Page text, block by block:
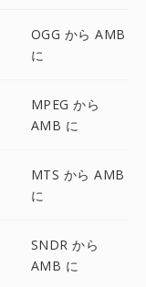
OGG から AMB
に
MPEG から
AMB に
MTS から AMB
に
SNDR から
AMB に